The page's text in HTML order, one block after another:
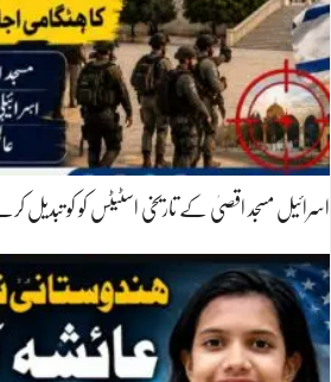
اسرائیل مسجد اقصیٰ کے تاریخی اسٹیٹس کو کو تبدیل